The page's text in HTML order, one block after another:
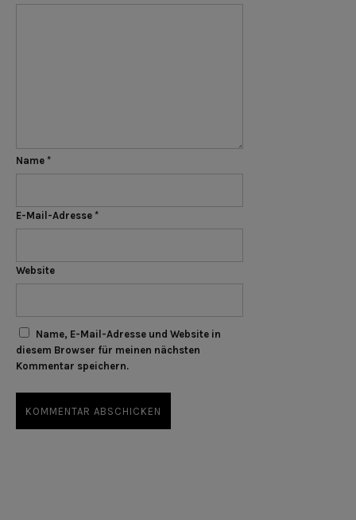
Name *
E-Mail-Adresse *
Website
Name, E-Mail-Adresse und Website in
diesem Browser für meinen nächsten
Kommentar speichern.